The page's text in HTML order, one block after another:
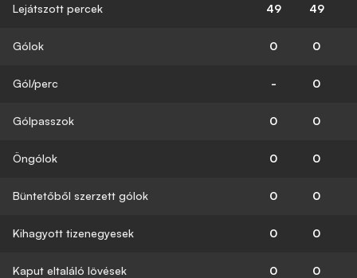
Lejátszott percek 49 49
Gólok 0 0
Gól/perc - 0
Gólpasszok 0 0
Öngólok 0 0
Büntetőből szerzett gólok 0 0
Kihagyott tizenegyesek 0 0
Kaput eltaláló lövések 0 0